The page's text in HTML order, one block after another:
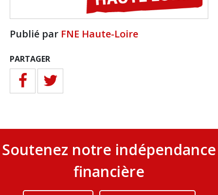
Publié par FNE Haute-Loire
PARTAGER
Soutenez notre indépendance
financière